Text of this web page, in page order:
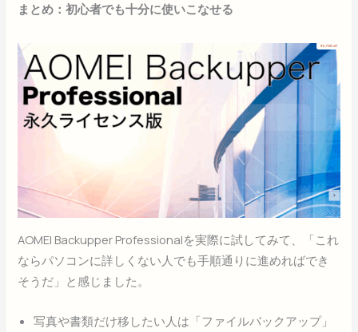
まとめ：初心者でも十分に使いこなせる
AOMEI Backupper Professionalを実際に試してみて、「これ
ならパソコンに詳しくない人でも手順通りに進めればでき
そうだ」と感じました。
写真や書類だけ移したい人は「ファイルバックアップ」